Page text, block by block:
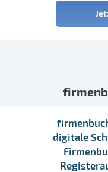
digitale